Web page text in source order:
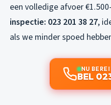
een volledige afvoer
inspectie: 023 201 38 27,
als we minder spoed
NU
BEL